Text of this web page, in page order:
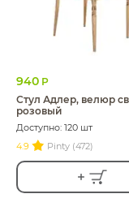
940 Р
Стул Адлер, велюр
розовый
Доступно: 120 шт
4.9
Pinty (472)